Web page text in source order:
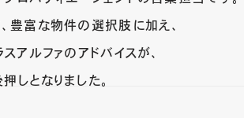
豊富な物件の選択肢に加え、
アルファのアドバイスが、
しとなりました。